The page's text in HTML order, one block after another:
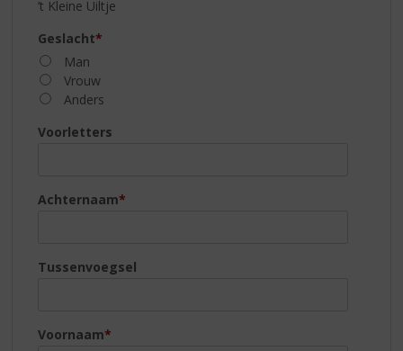
’t Kleine Uiltje
Geslacht*
Man
Vrouw
Anders
Voorletters
Achternaam*
Tussenvoegsel
Voornaam*